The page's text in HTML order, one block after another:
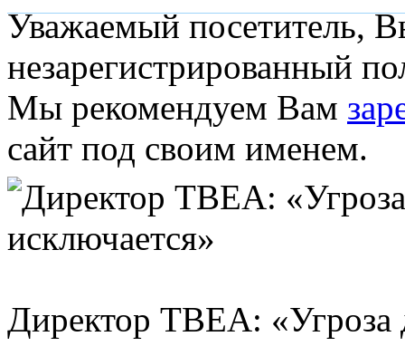
Уважаемый посетитель,
незарегистрированный
Мы рекомендуем Вам
сайт под своим именем.
Директор TBEA: